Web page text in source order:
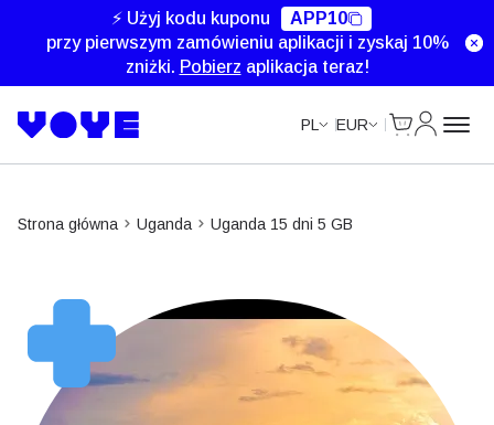
⚡ Użyj kodu kuponu
APP10
przy pierwszym zamówieniu aplikacji i zyskaj 10%
zniżki. Pobierz aplikacja teraz!
PL EUR
Strona główna Uganda Uganda 15 dni 5 GB